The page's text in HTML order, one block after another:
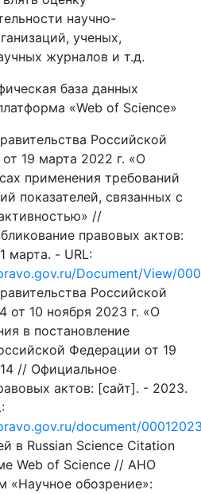
научно-
ученых,
журналов и т.д.
база данных
«Web of Science»
Российской
19 марта 2022 г. «О
применения требований
показателей, связанных с
//
правовых актов:
марта. - URL:
Document/View/
Российской
от 10 ноября 2023 г. «О
в постановление
Федерации от 19
// Официальное
актов: [сайт]. - 2023.
document/
в Russian Science Citation
Web of Science // АНО
«Научное обозрение»: